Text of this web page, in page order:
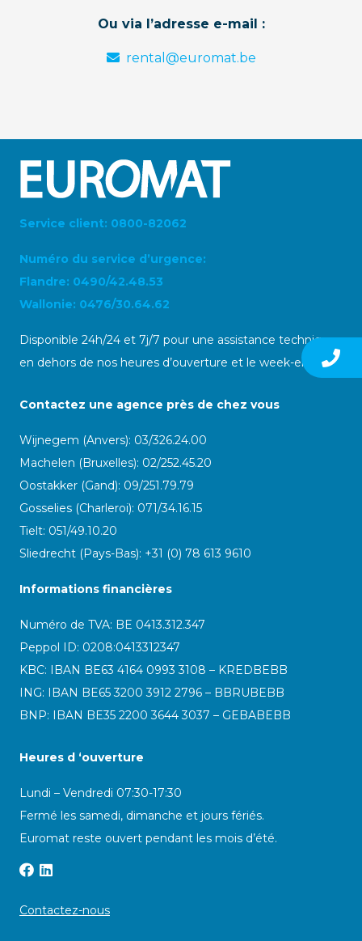
Ou via l’adresse e-mail :
rental@euromat.be
Service client: 0800-82062
Numéro du service d’urgence:
Flandre: 0490/42.48.53
Wallonie: 0476/30.64.62
Disponible 24h/24 et 7j/7 pour une assistance technique
en dehors de nos heures d’ouverture et le week-end
Contactez une agence près de chez vous
Wijnegem (Anvers): 03/326.24.00
Machelen (Bruxelles): 02/252.45.20
Oostakker (Gand): 09/251.79.79
Gosselies (Charleroi): 071/34.16.15
Tielt: 051/49.10.20
Sliedrecht (Pays-Bas): +31 (0) 78 613 9610
Informations financières
Numéro de TVA: BE 0413.312.347
Peppol ID: 0208:0413312347
KBC: IBAN BE63 4164 0993 3108 – KREDBEBB
ING: IBAN BE65 3200 3912 2796 – BBRUBEBB
BNP: IBAN BE35 2200 3644 3037 – GEBABEBB
Heures d ‘ouverture
Lundi – Vendredi 07:30-17:30
Fermé les samedi, dimanche et jours fériés.
Euromat reste ouvert pendant les mois d’été.
Contactez-nous